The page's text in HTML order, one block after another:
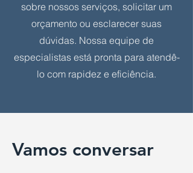
sobre nossos serviços, solicitar um
orçamento ou esclarecer suas
dúvidas. Nossa equipe de
especialistas está pronta para atendê-
lo com rapidez e eficiência.
Vamos conversar